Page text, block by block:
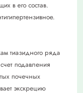
в его состав.
тиазидного ряда
подавления
почечных
экскрецию